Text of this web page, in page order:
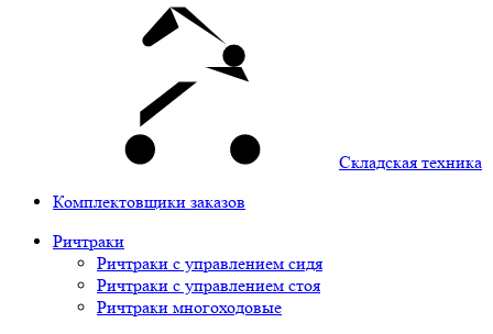
Складская техника
Комплектовщики заказов
Ричтраки
Ричтраки с управлением сидя
Ричтраки с управлением стоя
Ричтраки многоходовые